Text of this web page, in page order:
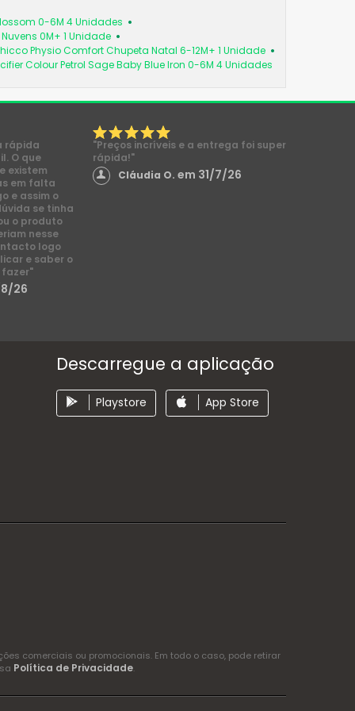
0-6M 4 Unidades
0M+ 1 Unidade
Physio Comfort Chupeta Natal 6-12M+ 1 Unidade
Colour Petrol Sage Baby Blue Iron 0-6M 4 Unidades
rápida
O que
existem
em falta
e assim o
se tinha
o produto
nesse
logo
e saber o
fazer"
26
"Preços incríveis e a entrega foi super
rápida!"
Cláudia O. em 31/7/26
Descarregue a aplicação
Playstore App Store
comerciais ou promocionais. Em todo o caso, pode retirar
Política de Privacidade.